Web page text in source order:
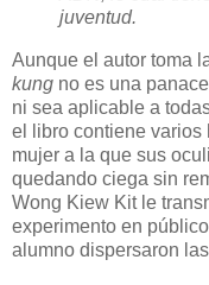
juventud.
Aunque el autor toma
kung no es una
ni sea aplicable a
el libro contiene varios
mujer a la que sus
quedando ciega sin
Wong Kiew Kit le
experimento en
alumno dispersaron